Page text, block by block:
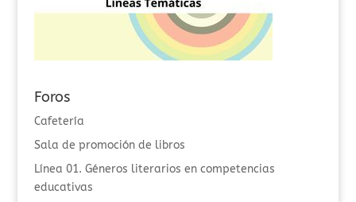
Foros
Cafetería
Sala de promoción de libros
Línea 01. Géneros literarios en competencias
educativas